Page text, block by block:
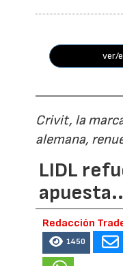
ver/
Crivit, la
alemana,
LIDL
Redacción
1450